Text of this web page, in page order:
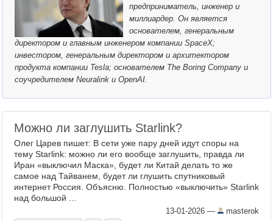
Рейтинги
Архив
Фототоп
Видеотоп
предприниматель, инженер и
миллиардер. Он является
основателем, генеральным
директором и главным инженером компании SpaceX;
инвестором, генеральным директором и архитектором
продукта компании Tesla; основателем The Boring Company и
соучредителем Neuralink и OpenAI.
Можно ли заглушить Starlink?
Олег Царев пишет: В сети уже пару дней идут споры на
тему Starlink: можно ли его вообще заглушить, правда ли
Иран «выключил Маска», будет ли Китай делать то же
самое над Тайванем, будет ли глушить спутниковый
интернет Россия. Объясню. Полностью «выключить» Starlink
над большой ...
13-01-2026 — masterok